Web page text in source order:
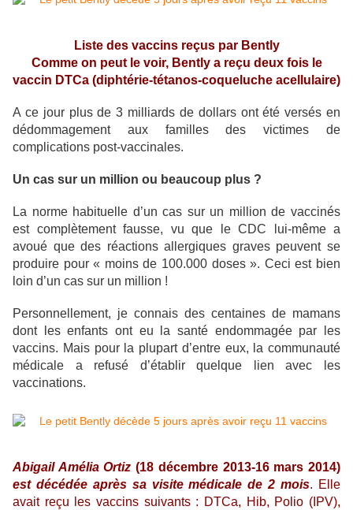
Liste des vaccins reçus par Bently
Comme on peut le voir, Bently a reçu deux fois le
vaccin DTCa (diphtérie-tétanos-coqueluche acellulaire)
A ce jour plus de 3 milliards de dollars ont été versés en
dédommagement aux familles des victimes de
complications post-vaccinales.
Un cas sur un million ou beaucoup plus ?
La norme habituelle d’un cas sur un million de vaccinés
est complètement fausse, vu que le CDC lui-même a
avoué que des réactions allergiques graves peuvent se
produire pour « moins de 100.000 doses ». Ceci est bien
loin d’un cas sur un million !
Personnellement, je connais des centaines de mamans
dont les enfants ont eu la santé endommagée par les
vaccins. Mais pour la plupart d’entre eux, la communauté
médicale a refusé d’établir quelque lien avec les
vaccinations.
Abigail Amélia Ortiz(18 décembre 2013-16 mars 2014)
est décédée après sa visite médicale de 2 mois. Elle
avait reçu les vaccins suivants : DTCa, Hib, Polio (IPV),